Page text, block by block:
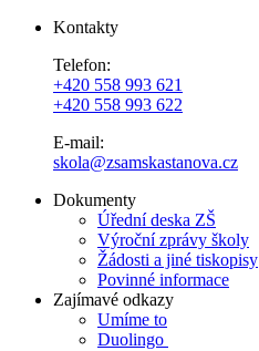
Kontakty
Telefon:
+420 558 993 621
+420 558 993 622
E-mail:
skola@zsamskastanova.cz
Dokumenty
Úřední deska ZŠ
Výroční zprávy školy
Žádosti a jiné tiskopisy
Povinné informace
Zajímavé odkazy
Umíme to
Duolingo